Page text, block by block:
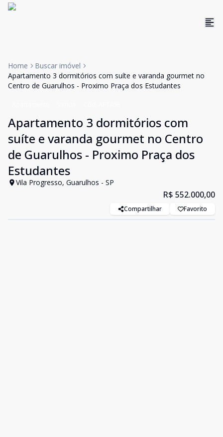
Home
Buscar imóvel
Apartamento 3 dormitórios com suíte e varanda gourmet no
Centro de Guarulhos - Proximo Praça dos Estudantes
Apartamento 3 dormitórios com
suíte e varanda gourmet no Centro
de Guarulhos - Proximo Praça dos
Estudantes
Vila Progresso, Guarulhos - SP
R$ 552.000,00
Compartilhar Favorito